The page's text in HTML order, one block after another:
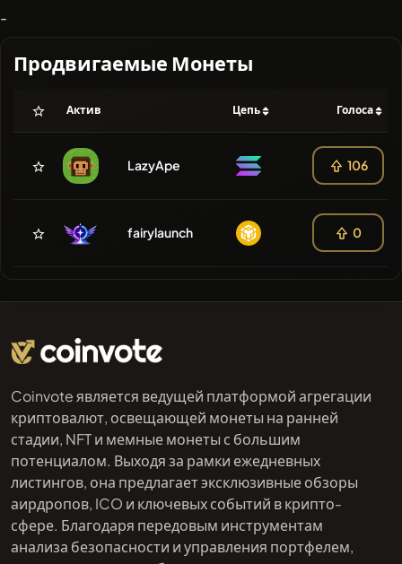
-
Продвигаемые Монеты
Актив Цепь Голоса
LazyApe 106
fairylaunch 0
Coinvote является ведущей платформой агрегации
криптовалют, освещающей монеты на ранней
стадии, NFT и мемные монеты с большим
потенциалом. Выходя за рамки ежедневных
листингов, она предлагает эксклюзивные обзоры
аирдропов, ICO и ключевых событий в крипто-
сфере. Благодаря передовым инструментам
анализа безопасности и управления портфелем,